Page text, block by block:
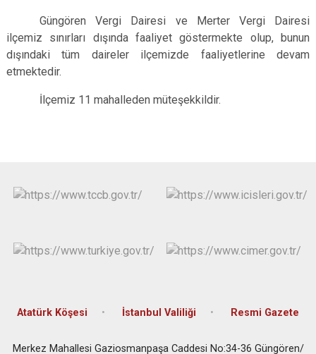
Büyükçekmece
Çatalca
Esenler
Eyüpsultan
Sarıyer
Şile
Şişli
Çekmeköy
Esenyurt
Sultangazi
Güngören Vergi Dairesi ve Merter Vergi Dairesi
ilçemiz sınırları dışında faaliyet göstermekte olup, bunun
dışındaki tüm daireler ilçemizde faaliyetlerine devam
etmektedir.
İlçemiz 11 mahalleden müteşekkildir.
Atatürk Köşesi İstanbul Valiliği Resmi Gazete
Merkez Mahallesi Gaziosmanpaşa Caddesi No:34-36 Güngören/